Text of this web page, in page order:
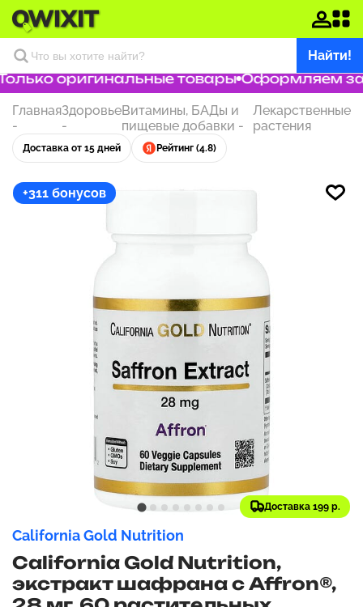
Найти!
оригинальные товары Оформляем
Главная
-
Здоровье
-
Витамины, БАДы и
пищевые добавки -
Лекарственные
растения
Доставка от 15 дней Рейтинг (4.8)
+311 бонусов
Доставка 199 р.
California Gold Nutrition
California Gold Nutrition,
экстракт шафрана с Affron®,